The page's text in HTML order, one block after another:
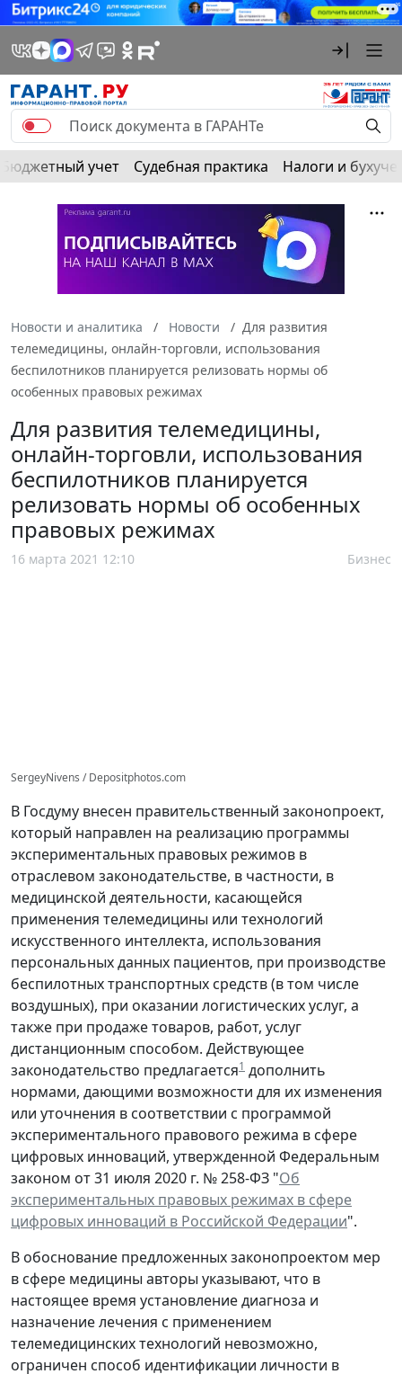
Бюджетный учет Судебная практика Налоги и
Новости и аналитика Новости
Для развития
телемедицины, онлайн-торговли, использования
беспилотников планируется релизовать нормы об
особенных правовых режимах
Для развития телемедицины,
онлайн-торговли, использования
беспилотников планируется
релизовать нормы об особенных
правовых режимах
16 марта 2021 12:10 Бизнес
SergeyNivens / Depositphotos.com
В Госдуму внесен правительственный законопроект,
который направлен на реализацию программы
экспериментальных правовых режимов в
отраслевом законодательстве, в частности, в
медицинской деятельности, касающейся
применения телемедицины или технологий
искусственного интеллекта, использования
персональных данных пациентов, при производстве
беспилотных транспортных средств (в том числе
воздушных), при оказании логистических услуг, а
также при продаже товаров, работ, услуг
дистанционным способом. Действующее
законодательство предлагается1 дополнить
нормами, дающими возможности для их изменения
или уточнения в соответствии с программой
экспериментального правового режима в сфере
цифровых инноваций, утвержденной Федеральным
законом от 31 июля 2020 г. № 258-ФЗ "Об
экспериментальных правовых режимах в сфере
цифровых инноваций в Российской Федерации".
В обоснование предложенных законопроектом мер
в сфере медицины авторы указывают, что в
настоящее время установление диагноза и
назначение лечения с применением
телемедицинских технологий невозможно,
ограничен способ идентификации личности в